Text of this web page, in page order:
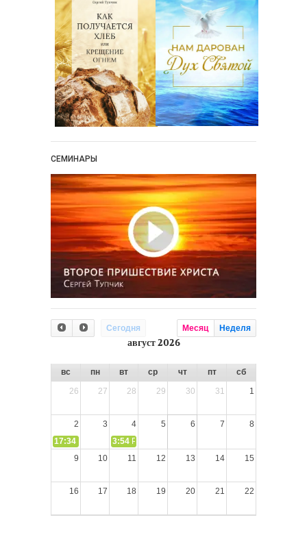
СЕМИНАРЫ
Сегодня Месяц Неделя
август 2026
вс пн вт ср чт пт
сб
26
27 28 29 30 31 1
2 3 4 5 6 7
8
17:34
СЛОВО из СЛОВА – «Ищите Господа, призывайте Его»
3:54 РАЗМЫШЛЕНИЕ: Дух Святой не угашайте!
9
10 11 12 13 14 15
16 17 18 19 20 21 22